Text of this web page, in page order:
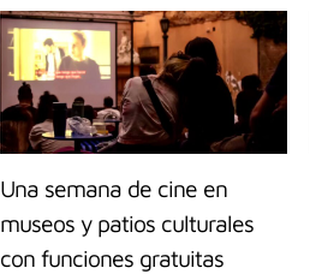
Una semana de cine en
museos y patios culturales
con funciones gratuitas